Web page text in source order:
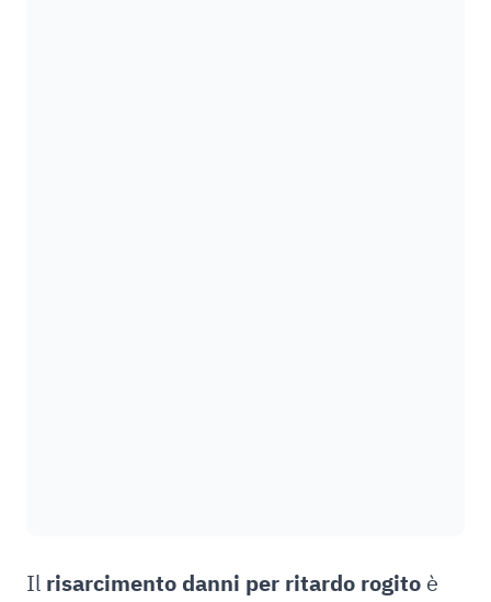
Il risarcimento danni per ritardo rogito è